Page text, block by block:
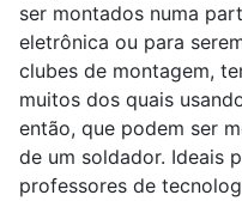
ser montados numa
eletrônica ou para
clubes de montagem,
muitos dos quais
então, que podem ser
de um soldador. Ideais
professores de